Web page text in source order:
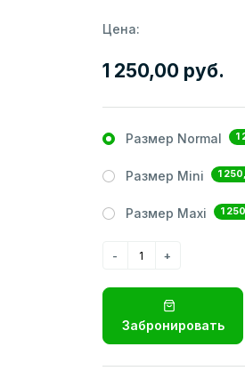
Цена:
1 250,00 руб.
Размер Normal 1
Размер Mini 1
Размер Maxi 1
Забронировать